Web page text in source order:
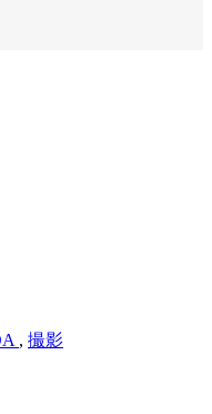
, 撮影